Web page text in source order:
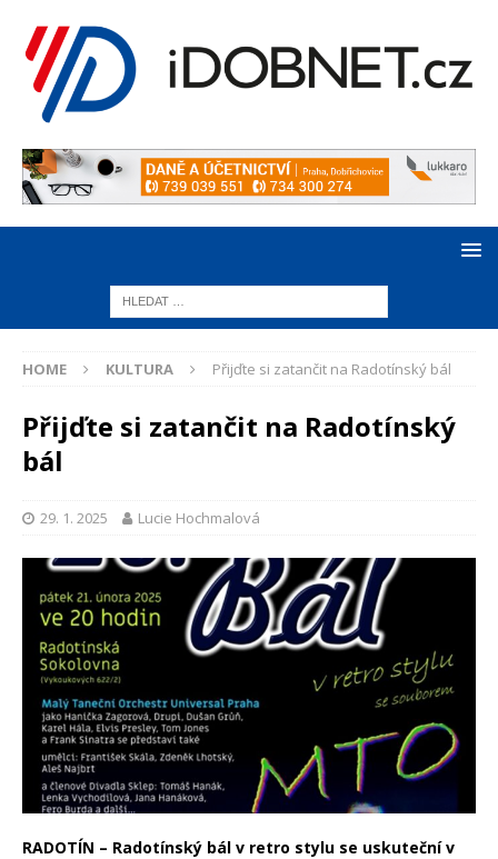
HOME KULTURA Přijďte si zatančit na Radotínský bál
Přijďte si zatančit na Radotínský
bál
29. 1. 2025 Lucie Hochmalová
RADOTÍN – Radotínský bál v retro stylu se uskuteční v